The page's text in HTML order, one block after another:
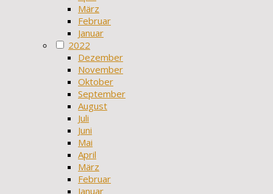
März
Februar
Januar
2022
Dezember
November
Oktober
September
August
Juli
Juni
Mai
April
März
Februar
Januar